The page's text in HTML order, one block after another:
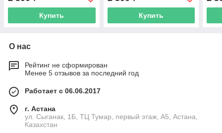
Купить Купить
О нас
Рейтинг не сформирован
Менее 5 отзывов за последний год
Работает с 06.06.2017
г. Астана
ул. Сыганак, 1Б, ТЦ Тумар, первый этаж, А5, Астана,
Казахстан